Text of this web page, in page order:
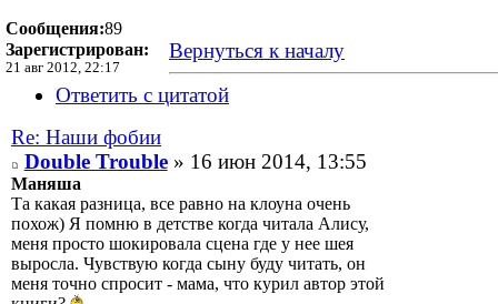
Сообщения:89
Зарегистрирован:
21 авг 2012, 22:17
Вернуться к началу
Ответить с цитатой
Re: Наши фобии
Double Trouble» 16 июн 2014, 13:55
Маняша
Та какая разница, все равно на клоуна очень
похож) Я помню в детстве когда читала Алису,
меня просто шокировала сцена где у нее шея
выросла. Чувствую когда сыну буду читать, он
меня точно спросит - мама, что курил автор этой